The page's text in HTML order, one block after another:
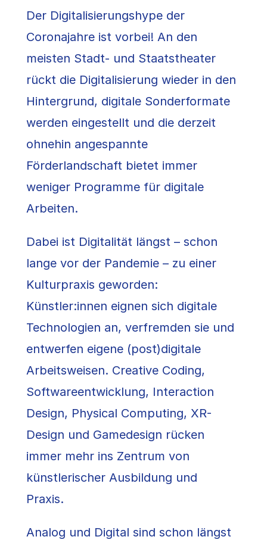
Der Digitalisierungshype der
Coronajahre ist vorbei! An den
meisten Stadt- und Staatstheater
rückt die Digitalisierung wieder in den
Hintergrund, digitale Sonderformate
werden eingestellt und die derzeit
ohnehin angespannte
Förderlandschaft bietet immer
weniger Programme für digitale
Arbeiten.
Dabei ist Digitalität längst – schon
lange vor der Pandemie – zu einer
Kulturpraxis geworden:
Künstler:innen eignen sich digitale
Technologien an, verfremden sie und
entwerfen eigene (post)digitale
Arbeitsweisen. Creative Coding,
Softwareentwicklung, Interaction
Design, Physical Computing, XR-
Design und Gamedesign rücken
immer mehr ins Zentrum von
künstlerischer Ausbildung und
Praxis.
Analog und Digital sind schon längst